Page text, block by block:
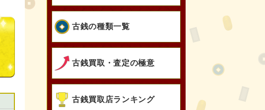
古銭の種類一覧
古銭買取・査定の極意
古銭買取店ランキング